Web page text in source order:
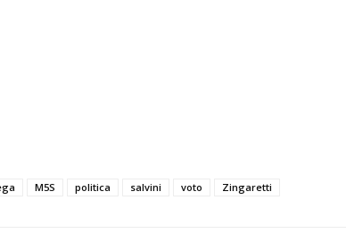
M5S politica salvini voto Zingaretti